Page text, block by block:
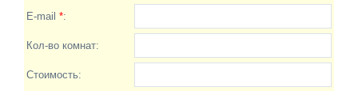
E-mail *:
Кол-во комнат:
Стоимость: